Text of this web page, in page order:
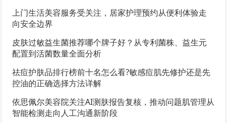
上门生活美容服务受关注，居家护理预约从便利体验走
向安全边界
皮肤过敏益生菌推荐哪个牌子好？从专利菌株、益生元
配置到活菌数量全面分析
祛痘护肤品排行榜前十名怎么看?敏感痘肌先修护还是先
控油的正确选择方法详解
依思佩尔美容院关注AI测肤报告复核，推动问题肌管理从
智能检测走向人工沟通新阶段